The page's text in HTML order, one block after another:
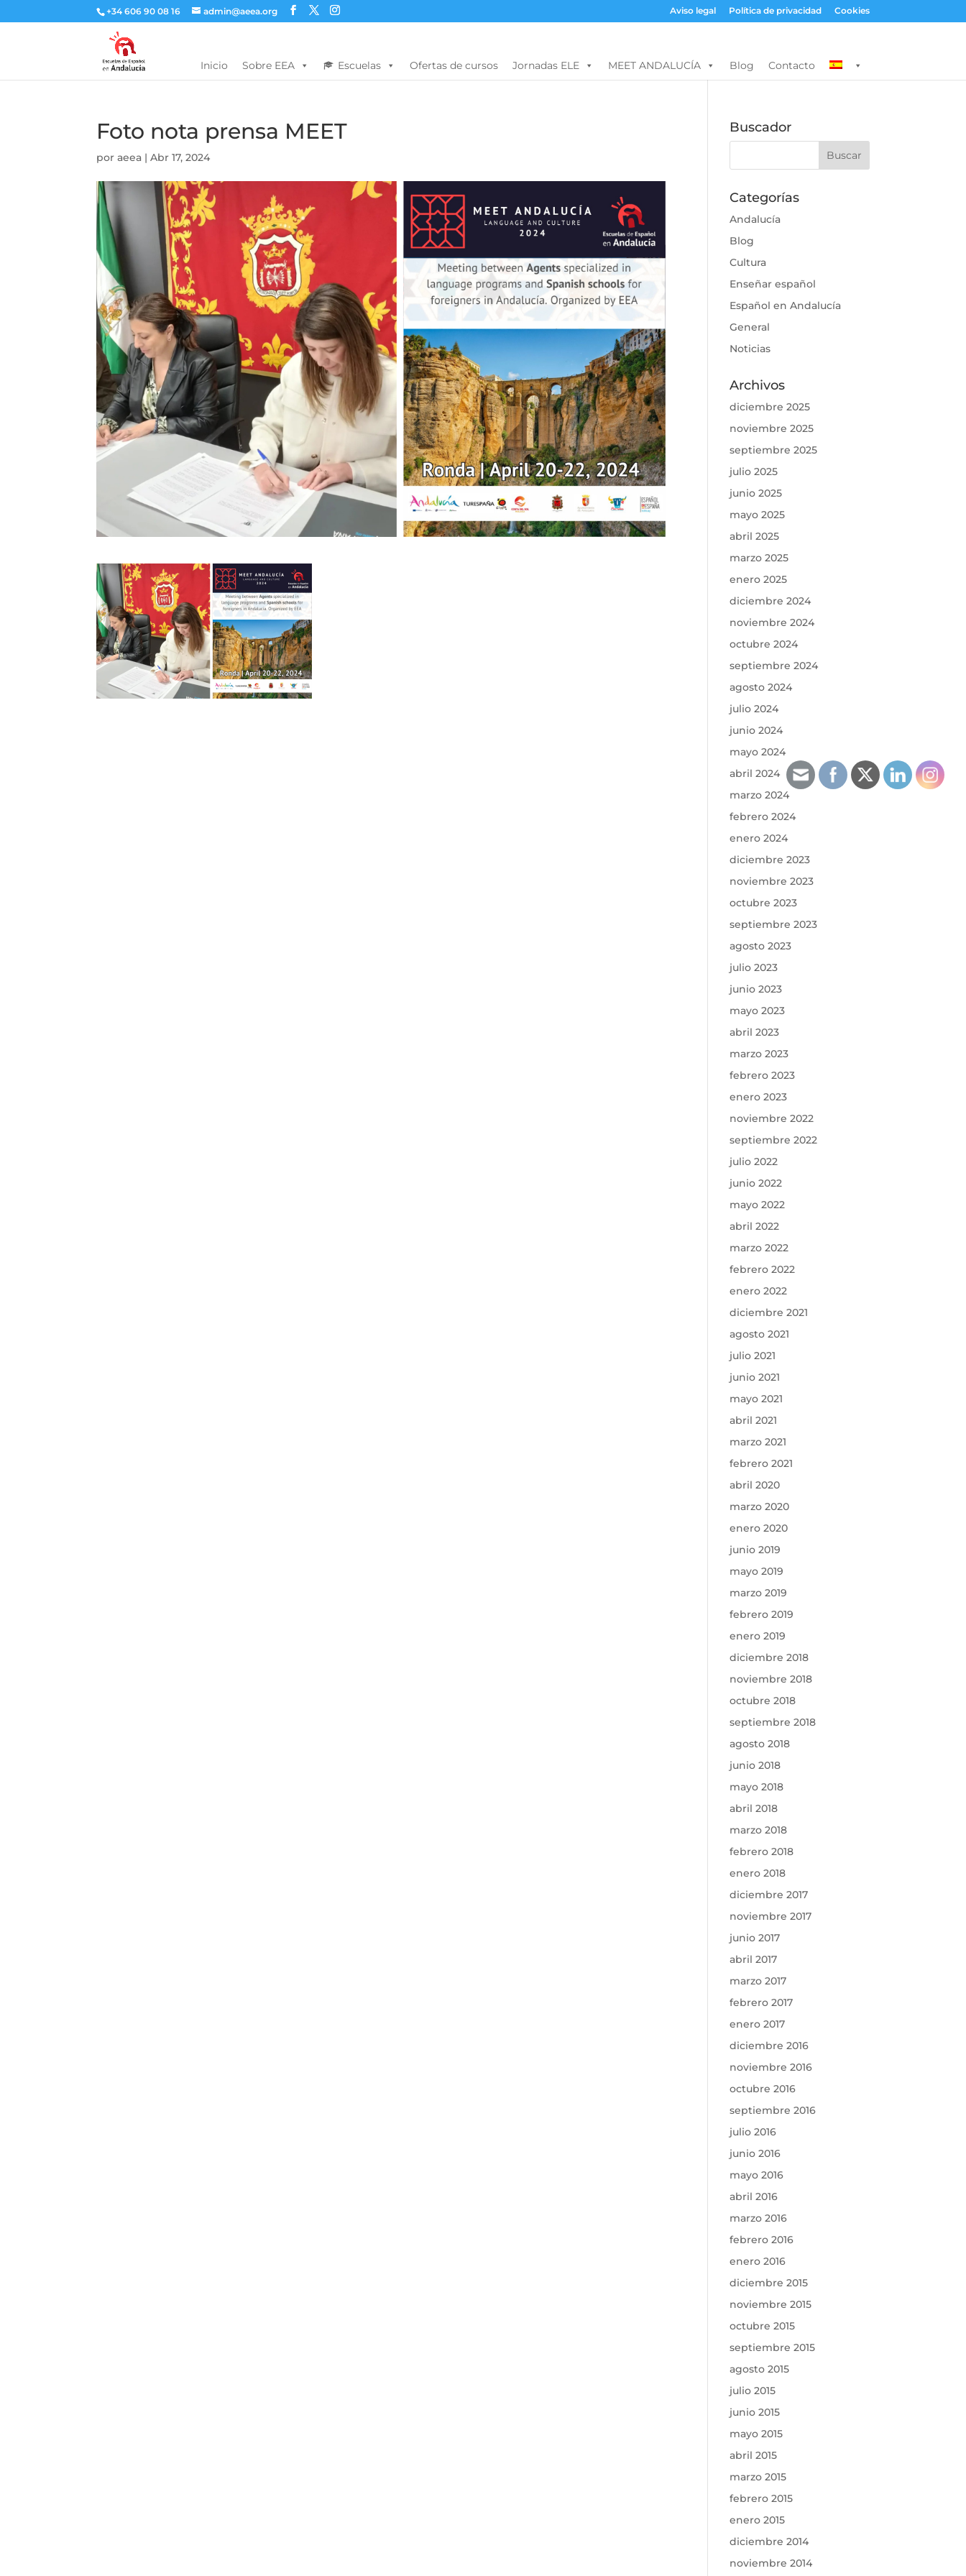
+34 606 90 08 16 admin@aeea.org Aviso legal Política de privacidad Cookies
Inicio Sobre EEA Escuelas Ofertas de cursos Jornadas ELE MEET ANDALUCÍA Blog Contacto
Foto nota prensa MEET
poraeea |Abr 17, 2024
Buscador
Categorías
Andalucía
Blog
Cultura
Enseñar español
Español en Andalucía
General
Noticias
Archivos
diciembre 2025
noviembre 2025
septiembre 2025
julio 2025
junio 2025
mayo 2025
abril 2025
marzo 2025
enero 2025
diciembre 2024
noviembre 2024
octubre 2024
septiembre 2024
agosto 2024
julio 2024
junio 2024
mayo 2024
abril 2024
marzo 2024
febrero 2024
enero 2024
diciembre 2023
noviembre 2023
octubre 2023
septiembre 2023
agosto 2023
julio 2023
junio 2023
mayo 2023
abril 2023
marzo 2023
febrero 2023
enero 2023
noviembre 2022
septiembre 2022
julio 2022
junio 2022
mayo 2022
abril 2022
marzo 2022
febrero 2022
enero 2022
diciembre 2021
agosto 2021
julio 2021
junio 2021
mayo 2021
abril 2021
marzo 2021
febrero 2021
abril 2020
marzo 2020
enero 2020
junio 2019
mayo 2019
marzo 2019
febrero 2019
enero 2019
diciembre 2018
noviembre 2018
octubre 2018
septiembre 2018
agosto 2018
junio 2018
mayo 2018
abril 2018
marzo 2018
febrero 2018
enero 2018
diciembre 2017
noviembre 2017
junio 2017
abril 2017
marzo 2017
febrero 2017
enero 2017
diciembre 2016
noviembre 2016
octubre 2016
septiembre 2016
julio 2016
junio 2016
mayo 2016
abril 2016
marzo 2016
febrero 2016
enero 2016
diciembre 2015
noviembre 2015
octubre 2015
septiembre 2015
agosto 2015
julio 2015
junio 2015
mayo 2015
abril 2015
marzo 2015
febrero 2015
enero 2015
diciembre 2014
noviembre 2014